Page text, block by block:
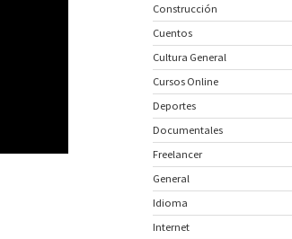
Construcción
Cuentos
Cultura General
Cursos Online
Deportes
Documentales
Freelancer
General
Idioma
Internet